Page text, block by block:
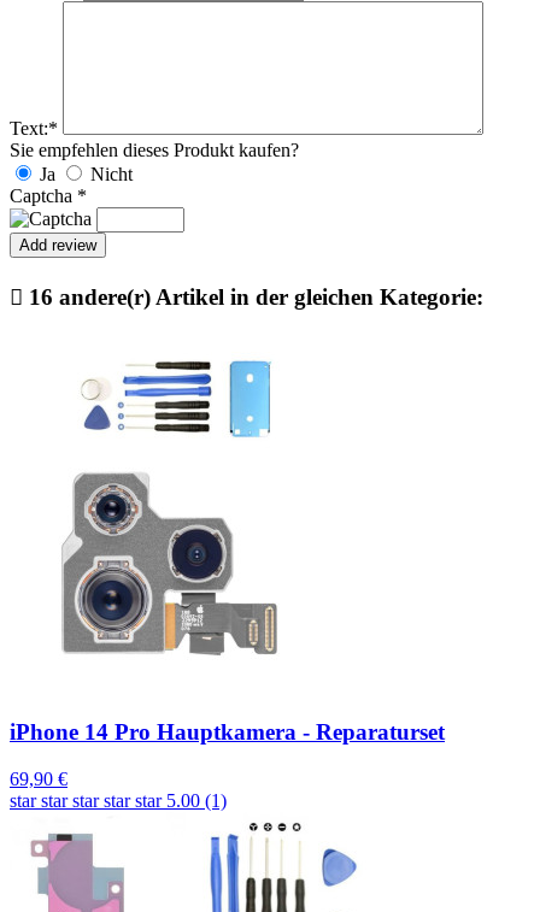
Text:*
Sie empfehlen dieses Produkt kaufen?
Ja
Nicht
Captcha *
 16 andere(r) Artikel in der gleichen Kategorie:
iPhone 14 Pro Hauptkamera - Reparaturset
69,90 €
star star star star star 5.00 (1)